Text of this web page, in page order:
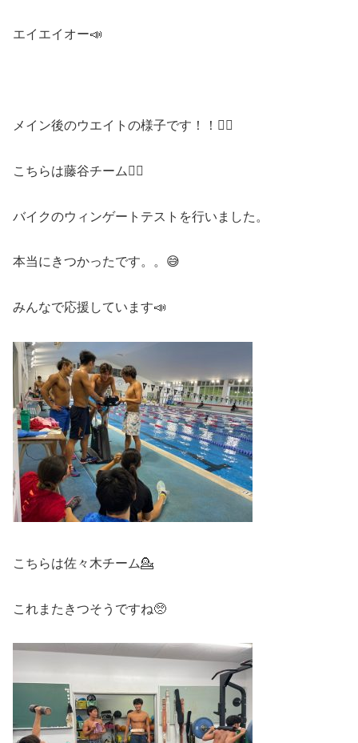
エイエイオー📣
メイン後のウエイトの様子です！！🏋️‍♀️
こちらは藤谷チーム💁‍♀️
バイクのウィンゲートテストを行いました。
本当にきつかったです。。😅
みんなで応援しています📣
こちらは佐々木チーム💁
これまたきつそうですね🥺